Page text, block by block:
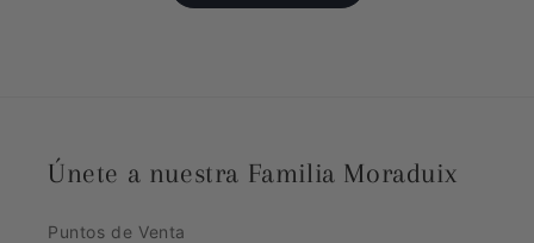
Únete a nuestra Familia Moraduix
Puntos de Venta